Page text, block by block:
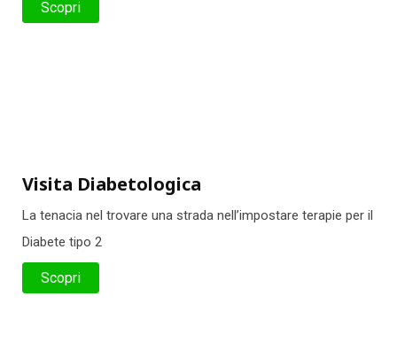
Scopri
Visita Diabetologica
La tenacia nel trovare una strada nell’impostare terapie per il
Diabete tipo 2
Scopri